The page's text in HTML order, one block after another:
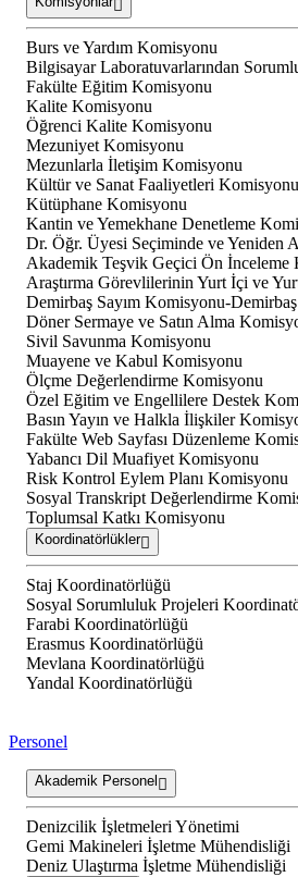
Burs ve Yardım Komisyonu
Bilgisayar Laboratuvarlarından
Fakülte Eğitim Komisyonu
Kalite Komisyonu
Öğrenci Kalite Komisyonu
Mezuniyet Komisyonu
Mezunlarla İletişim Komisyonu
Kültür ve Sanat Faaliyetleri Komisyonu
Kütüphane Komisyonu
Kantin ve Yemekhane Denetleme
Dr. Öğr. Üyesi Seçiminde ve Yeniden
Akademik Teşvik Geçici Ön İnceleme
Araştırma Görevlilerinin Yurt İçi ve
Demirbaş Sayım Komisyonu-
Döner Sermaye ve Satın Alma
Sivil Savunma Komisyonu
Muayene ve Kabul Komisyonu
Ölçme Değerlendirme Komisyonu
Özel Eğitim ve Engellilere Destek
Basın Yayın ve Halkla İlişkiler
Fakülte Web Sayfası Düzenleme
Yabancı Dil Muafiyet Komisyonu
Risk Kontrol Eylem Planı Komisyonu
Sosyal Transkript Değerlendirme
Toplumsal Katkı Komisyonu
Koordinatörlükler
Staj Koordinatörlüğü
Sosyal Sorumluluk Projeleri
Farabi Koordinatörlüğü
Erasmus Koordinatörlüğü
Mevlana Koordinatörlüğü
Yandal Koordinatörlüğü
Personel
Akademik Personel
Denizcilik İşletmeleri Yönetimi
Gemi Makineleri İşletme Mühendisliği
Deniz Ulaştırma İşletme Mühendisliği